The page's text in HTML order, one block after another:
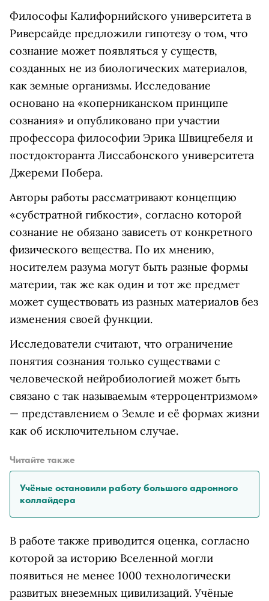
Философы Калифорнийского университета в
Риверсайде предложили гипотезу о том, что
сознание может появляться у существ,
созданных не из биологических материалов,
как земные организмы. Исследование
основано на «коперниканском принципе
сознания» и опубликовано при участии
профессора философии Эрика Швицгебеля и
постдокторанта Лиссабонского университета
Джереми Побера.
Авторы работы рассматривают концепцию
«субстратной гибкости», согласно которой
сознание не обязано зависеть от конкретного
физического вещества. По их мнению,
носителем разума могут быть разные формы
материи, так же как один и тот же предмет
может существовать из разных материалов без
изменения своей функции.
Исследователи считают, что ограничение
понятия сознания только существами с
человеческой нейробиологией может быть
связано с так называемым «терроцентризмом»
— представлением о Земле и её формах жизни
как об исключительном случае.
Читайте также
Учёные остановили работу большого адронного
коллайдера
В работе также приводится оценка, согласно
которой за историю Вселенной могли
появиться не менее 1000 технологически
развитых внеземных цивилизаций. Учёные